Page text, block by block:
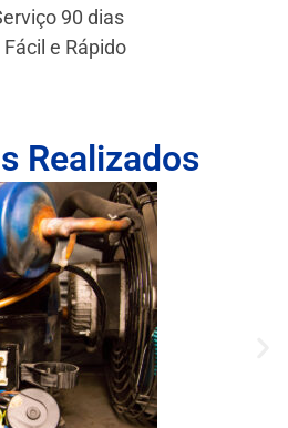
90 dias
e Rápido
Realizados